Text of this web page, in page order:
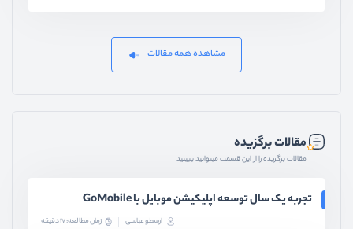
مشاهده همه مقالات
مقالات برگزیده
مقالات برگزیده را از این قسمت میتوانید ببینید
تجربه یک سال توسعه اپلیکیشن موبایل با GoMobile
ارسطو عباسی زمان مطالعه: 17 دقیقه